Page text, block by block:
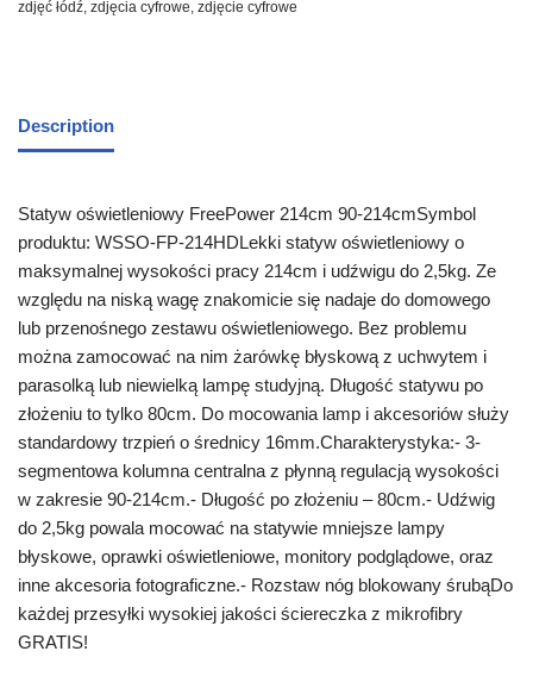
zdjęć łódź, zdjęcia cyfrowe, zdjęcie cyfrowe
Description
Statyw oświetleniowy FreePower 214cm 90-214cmSymbol
produktu: WSSO-FP-214HDLekki statyw oświetleniowy o
maksymalnej wysokości pracy 214cm i udźwigu do 2,5kg. Ze
względu na niską wagę znakomicie się nadaje do domowego
lub przenośnego zestawu oświetleniowego. Bez problemu
można zamocować na nim żarówkę błyskową z uchwytem i
parasolką lub niewielką lampę studyjną. Długość statywu po
złożeniu to tylko 80cm. Do mocowania lamp i akcesoriów służy
standardowy trzpień o średnicy 16mm.Charakterystyka:- 3-
segmentowa kolumna centralna z płynną regulacją wysokości
w zakresie 90-214cm.- Długość po złożeniu – 80cm.- Udźwig
do 2,5kg powala mocować na statywie mniejsze lampy
błyskowe, oprawki oświetleniowe, monitory podglądowe, oraz
inne akcesoria fotograficzne.- Rozstaw nóg blokowany śrubąDo
każdej przesyłki wysokiej jakości ściereczka z mikrofibry
GRATIS!